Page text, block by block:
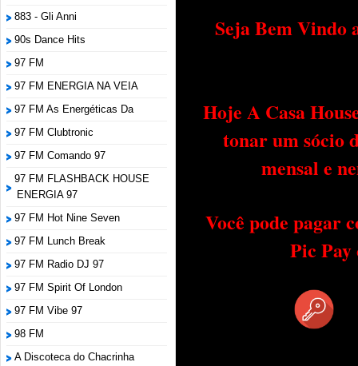
883 - Gli Anni
90s Dance Hits
97 FM
97 FM ENERGIA NA VEIA
97 FM As Energéticas Da
97 FM Clubtronic
97 FM Comando 97
97 FM FLASHBACK HOUSE
ENERGIA 97
97 FM Hot Nine Seven
97 FM Lunch Break
97 FM Radio DJ 97
97 FM Spirit Of London
97 FM Vibe 97
98 FM
A Discoteca do Chacrinha
Seja Bem Vindo
Hoje A Casa
tonar um sócio
mensal e
Você pode pagar
Pic